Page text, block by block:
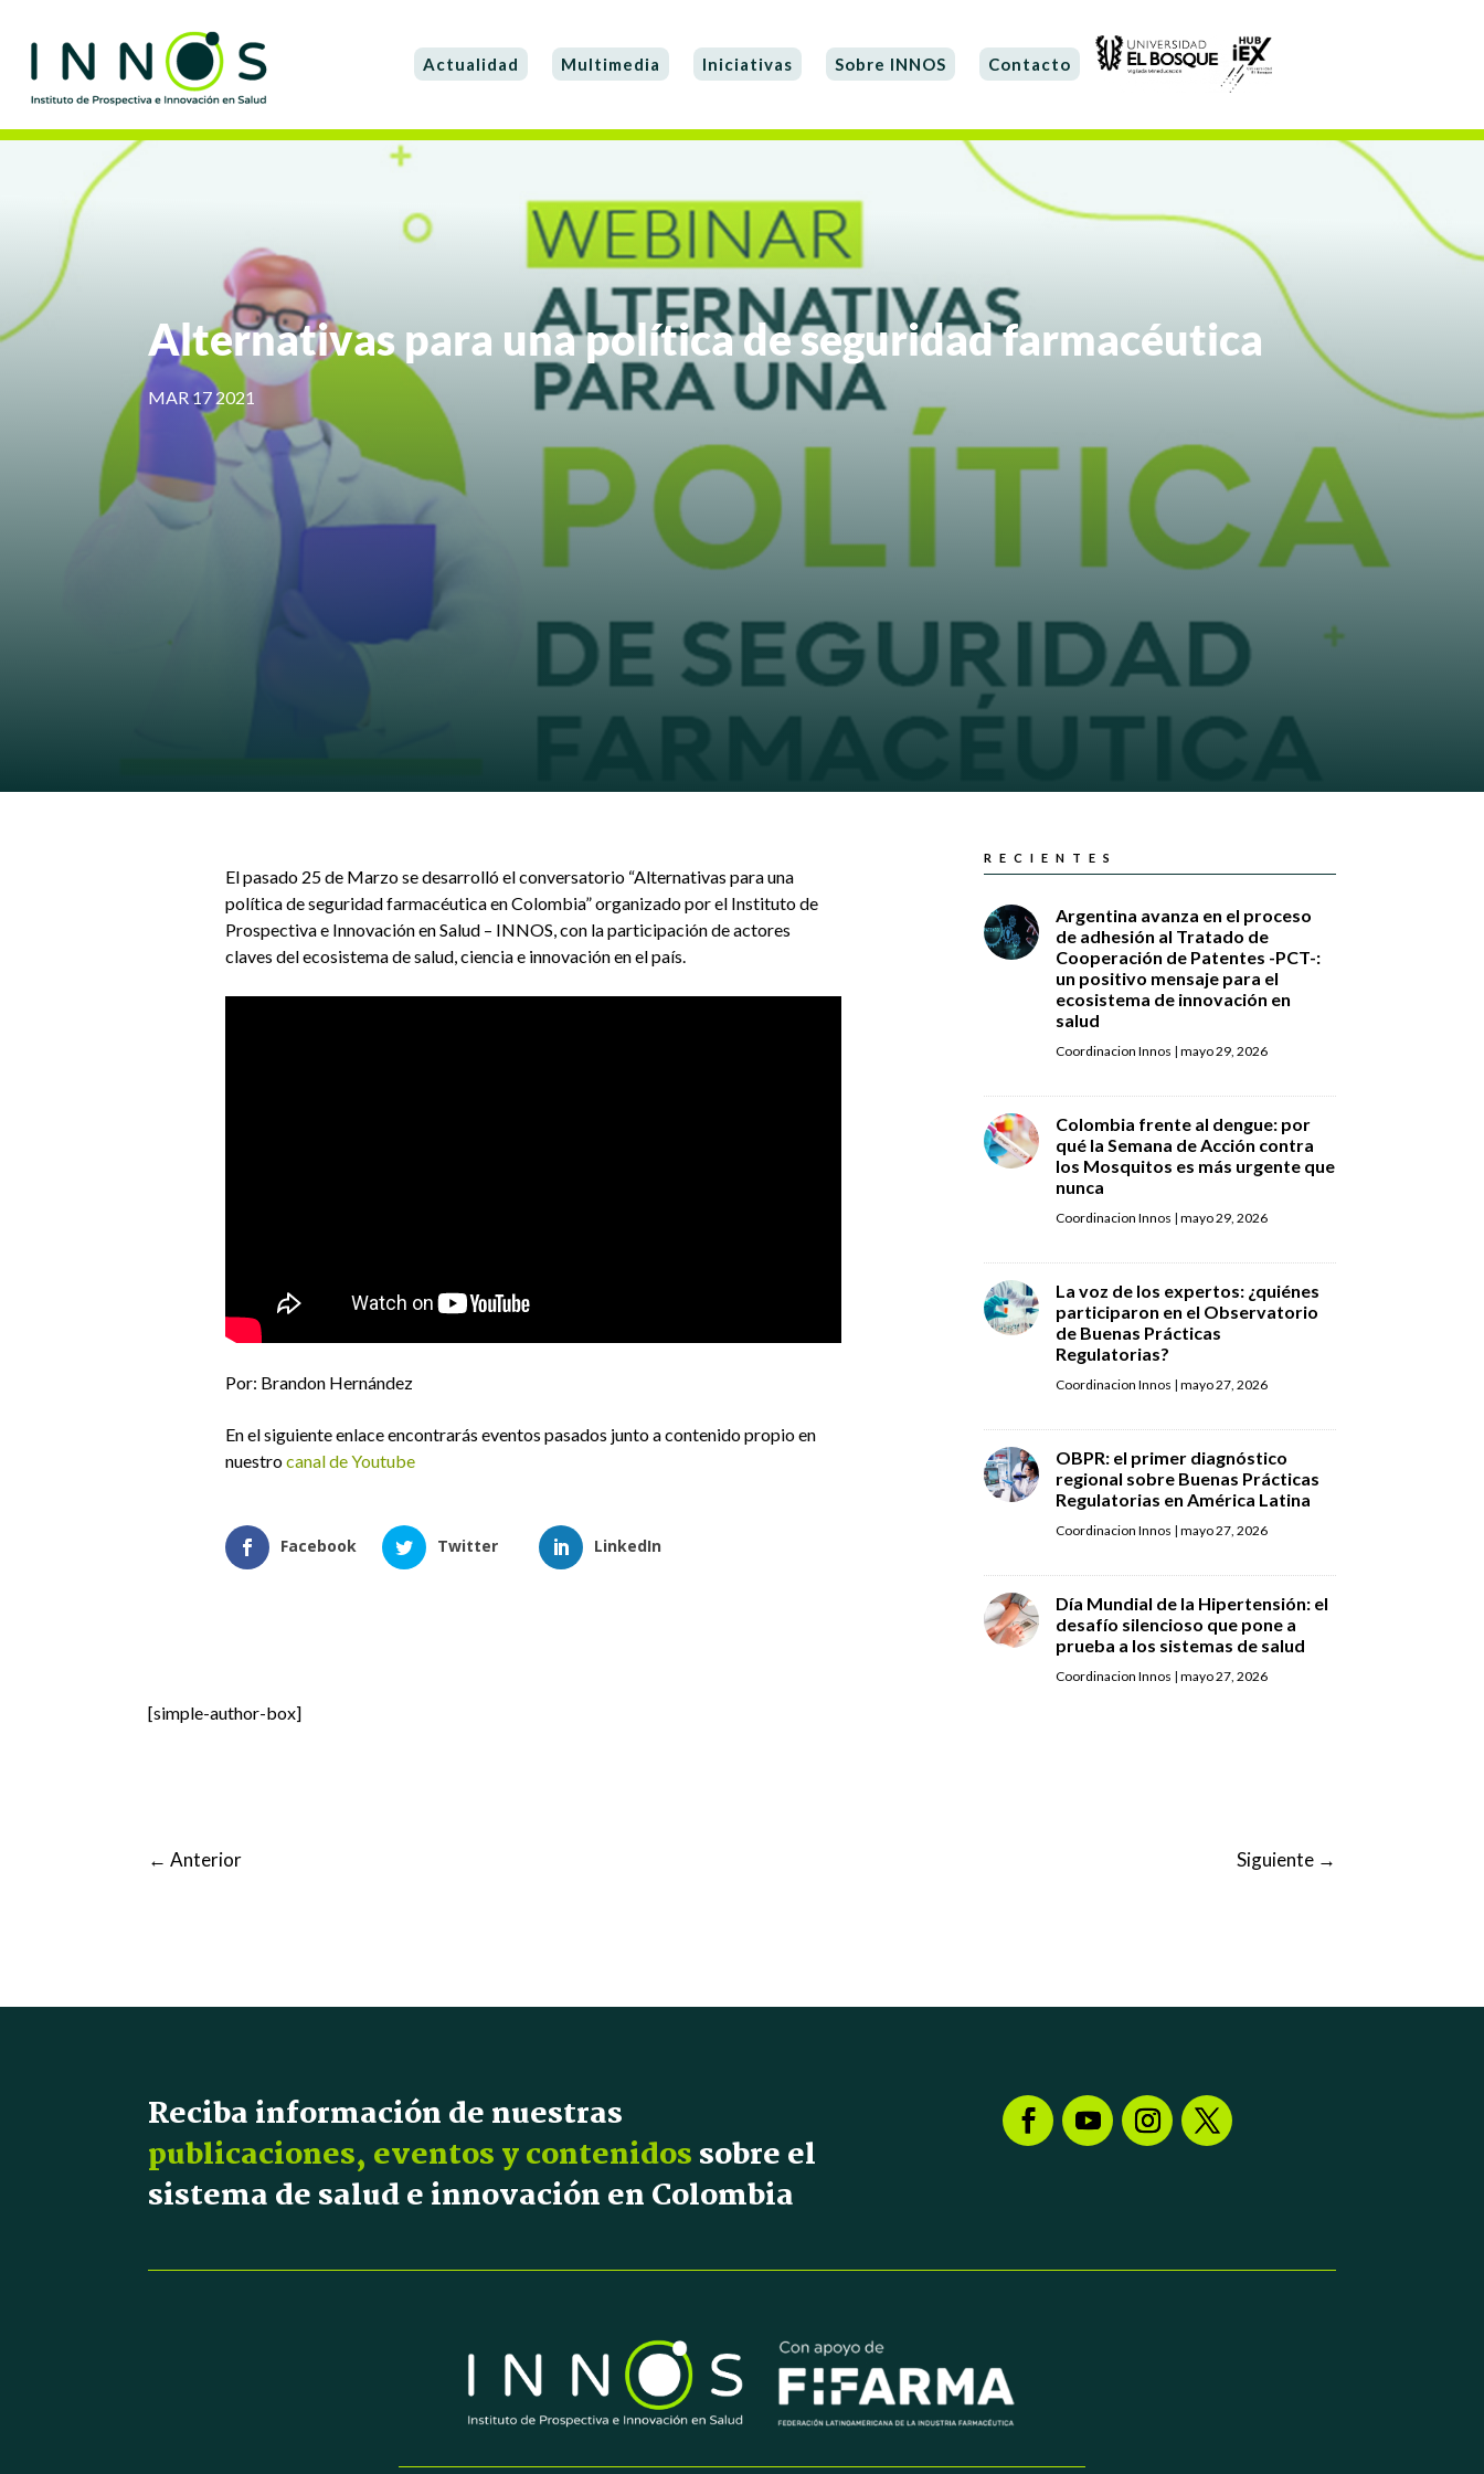
Actualidad Multimedia Iniciativas Sobre INNOS Contacto
Alternativas para una política de seguridad farmacéutica
MAR 17 2021
El pasado 25 de Marzo se desarrolló el conversatorio “Alternativas para una
política de seguridad farmacéutica en Colombia” organizado por el Instituto de
Prospectiva e Innovación en Salud – INNOS, con la participación de actores
claves del ecosistema de salud, ciencia e innovación en el país.
Por: Brandon Hernández
En el siguiente enlace encontrarás eventos pasados junto a contenido propio en
nuestrocanal de Youtube
Facebook Twitter LinkedIn
[simple-author-box]
RECIENTES
Argentina avanza en el proceso
de adhesión al Tratado de
Cooperación de Patentes -PCT-:
un positivo mensaje para el
ecosistema de innovación en
salud
Coordinacion Innos | mayo 29, 2026
Colombia frente al dengue: por
qué la Semana de Acción contra
los Mosquitos es más urgente que
nunca
Coordinacion Innos | mayo 29, 2026
La voz de los expertos: ¿quiénes
participaron en el Observatorio
de Buenas Prácticas
Regulatorias?
Coordinacion Innos | mayo 27, 2026
OBPR: el primer diagnóstico
regional sobre Buenas Prácticas
Regulatorias en América Latina
Coordinacion Innos | mayo 27, 2026
Día Mundial de la Hipertensión: el
desafío silencioso que pone a
prueba a los sistemas de salud
Coordinacion Innos | mayo 27, 2026
←Anterior Siguiente→
Reciba información de nuestras
publicaciones, eventos y contenidossobre el
sistema de salud e innovación en Colombia